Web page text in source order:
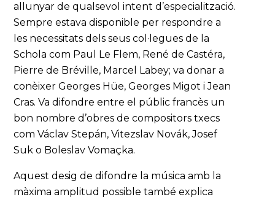
allunyar de qualsevol intent d’especialització.
Sempre estava disponible per respondre a
les necessitats dels seus col·legues de la
Schola com Paul Le Flem, René de Castéra,
Pierre de Bréville, Marcel Labey; va donar a
conèixer Georges Hüe, Georges Migot i Jean
Cras. Va difondre entre el públic francès un
bon nombre d’obres de compositors txecs
com Václav Stepán, Vitezslav Novák, Josef
Suk o Boleslav Vomaçka.
Aquest desig de difondre la música amb la
màxima amplitud possible també explica